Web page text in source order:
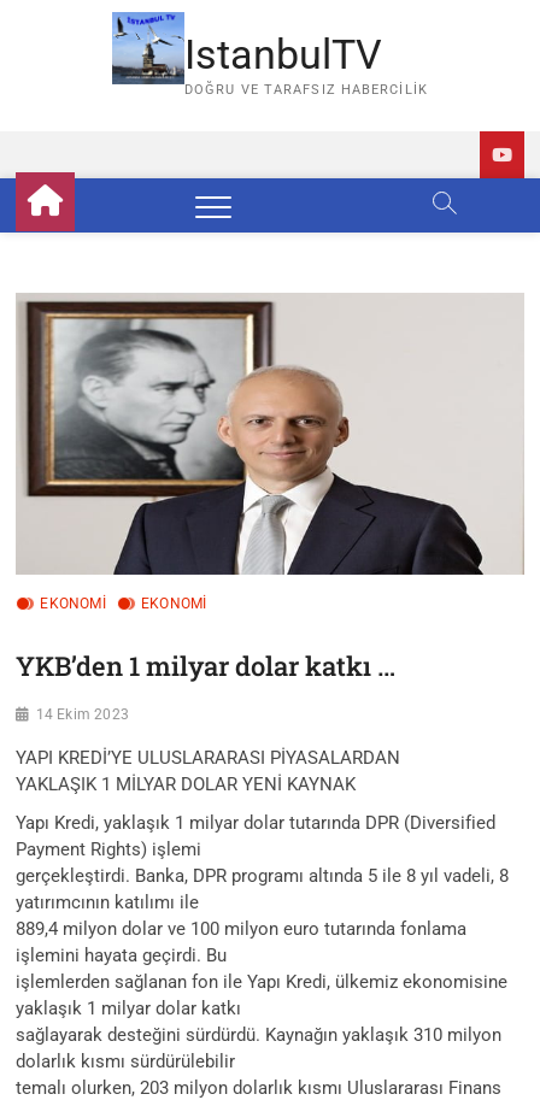
IstanbulTV
DOĞRU VE TARAFSIZ HABERCILIK
EKONOMİ EKONOMI
YKB’den 1 milyar dolar katkı …
14 Ekim 2023
YAPI KREDİ’YE ULUSLARARASI PİYASALARDAN
YAKLAŞIK 1 MİLYAR DOLAR YENİ KAYNAK
Yapı Kredi, yaklaşık 1 milyar dolar tutarında DPR (Diversified
Payment Rights) işlemi
gerçekleştirdi. Banka, DPR programı altında 5 ile 8 yıl vadeli, 8
yatırımcının katılımı ile
889,4 milyon dolar ve 100 milyon euro tutarında fonlama
işlemini hayata geçirdi. Bu
işlemlerden sağlanan fon ile Yapı Kredi, ülkemiz ekonomisine
yaklaşık 1 milyar dolar katkı
sağlayarak desteğini sürdürdü. Kaynağın yaklaşık 310 milyon
dolarlık kısmı sürdürülebilir
temalı olurken, 203 milyon dolarlık kısmı Uluslararası Finans